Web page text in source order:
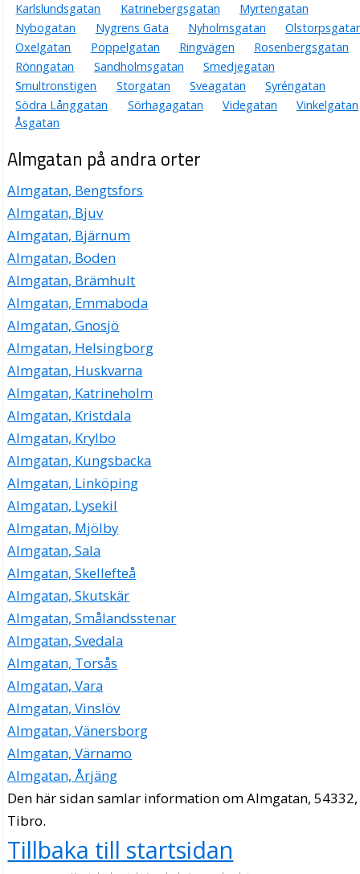
Karlslundsgatan
Katrinebergsgatan
Myrtengatan
Nybogatan
Nygrens Gata Nyholmsgatan
Oxelgatan
Poppelgatan Ringvägen
Rosenbergsgatan
Rönngatan
Sandholmsgatan
Smedjegatan
Smultronstigen
Storgatan Sveagatan
Syréngatan
Södra Långgatan
Sörhagagatan Videgatan
Vinkelgatan
Åsgatan
Almgatan på andra orter
Almgatan, Bengtsfors
Almgatan, Bjuv
Almgatan, Bjärnum
Almgatan, Boden
Almgatan, Brämhult
Almgatan, Emmaboda
Almgatan, Gnosjö
Almgatan, Helsingborg
Almgatan, Huskvarna
Almgatan, Katrineholm
Almgatan, Kristdala
Almgatan, Krylbo
Almgatan, Kungsbacka
Almgatan, Linköping
Almgatan, Lysekil
Almgatan, Mjölby
Almgatan, Sala
Almgatan, Skellefteå
Almgatan, Skutskär
Almgatan, Smålandsstenar
Almgatan, Svedala
Almgatan, Torsås
Almgatan, Vara
Almgatan, Vinslöv
Almgatan, Vänersborg
Almgatan, Värnamo
Almgatan, Årjäng
Den här sidan samlar information om Almgatan, 54332,
Tibro.
Tillbaka till startsidan